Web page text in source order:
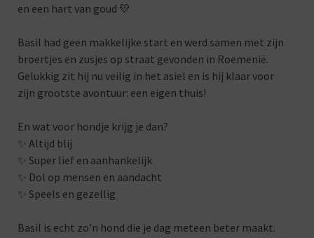
en een hart van goud 💛
Basil had geen makkelijke start en werd samen met zijn
broertjes en zusjes op straat gevonden in Roemenië.
Gelukkig zit hij nu veilig in het asiel en is hij klaar voor
zijn grootste avontuur: een eigen thuis!
En wat voor hondje krijg je dan?
✨ Altijd blij
✨ Super lief en aanhankelijk
✨ Dol op mensen en aandacht
✨ Speels en gezellig
Basil is echt zo’n hond die je dag meteen beter maakt.